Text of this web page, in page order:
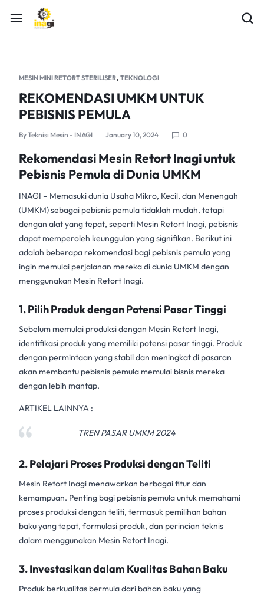
MESIN MINI RETORT STERILISER, TEKNOLOGI
REKOMENDASI UMKM UNTUK
PEBISNIS PEMULA
ByTeknisi Mesin - INAGI January 10, 2024 0
Rekomendasi Mesin Retort Inagi untuk
Pebisnis Pemula di Dunia UMKM
INAGI – Memasuki dunia Usaha Mikro, Kecil, dan Menengah
(UMKM) sebagai pebisnis pemula tidaklah mudah, tetapi
dengan alat yang tepat, seperti Mesin Retort Inagi, pebisnis
dapat memperoleh keunggulan yang signifikan. Berikut ini
adalah beberapa rekomendasi bagi pebisnis pemula yang
ingin memulai perjalanan mereka di dunia UMKM dengan
menggunakan Mesin Retort Inagi.
1.Pilih Produk dengan Potensi Pasar Tinggi
Sebelum memulai produksi dengan Mesin Retort Inagi,
identifikasi produk yang memiliki potensi pasar tinggi. Produk
dengan permintaan yang stabil dan meningkat di pasaran
akan membantu pebisnis pemula memulai bisnis mereka
dengan lebih mantap.
ARTIKEL LAINNYA :
TREN PASAR UMKM 2024
2.Pelajari Proses Produksi dengan Teliti
Mesin Retort Inagi menawarkan berbagai fitur dan
kemampuan. Penting bagi pebisnis pemula untuk memahami
proses produksi dengan teliti, termasuk pemilihan bahan
baku yang tepat, formulasi produk, dan perincian teknis
dalam menggunakan Mesin Retort Inagi.
3.Investasikan dalam Kualitas Bahan Baku
Produk berkualitas bermula dari bahan baku yang